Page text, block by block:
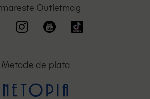
Outletmag
Metode de plata